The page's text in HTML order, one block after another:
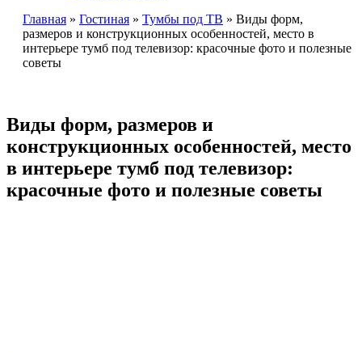
Главная » Гостиная » Тумбы под ТВ » Виды форм,
размеров и конструкционных особенностей, место в
интерьере тумб под телевизор: красочные фото и полезные
советы
Виды форм, размеров и
конструкционных особенностей, место
в интерьере тумб под телевизор:
красочные фото и полезные советы